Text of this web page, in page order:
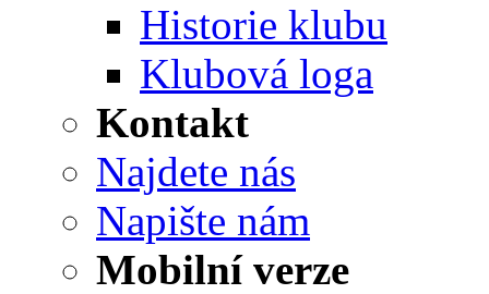
Historie klubu
Klubová loga
Kontakt
Najdete nás
Napište nám
Mobilní verze